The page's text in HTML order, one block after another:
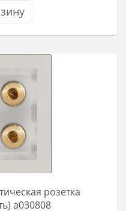
розетка
a030808